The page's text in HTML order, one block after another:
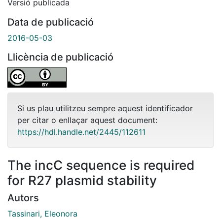
Versió publicada
Data de publicació
2016-05-03
Llicència de publicació
Si us plau utilitzeu sempre aquest identificador
per citar o enllaçar aquest document:
https://hdl.handle.net/2445/112611
The incC sequence is required
for R27 plasmid stability
Autors
Tassinari, Eleonora